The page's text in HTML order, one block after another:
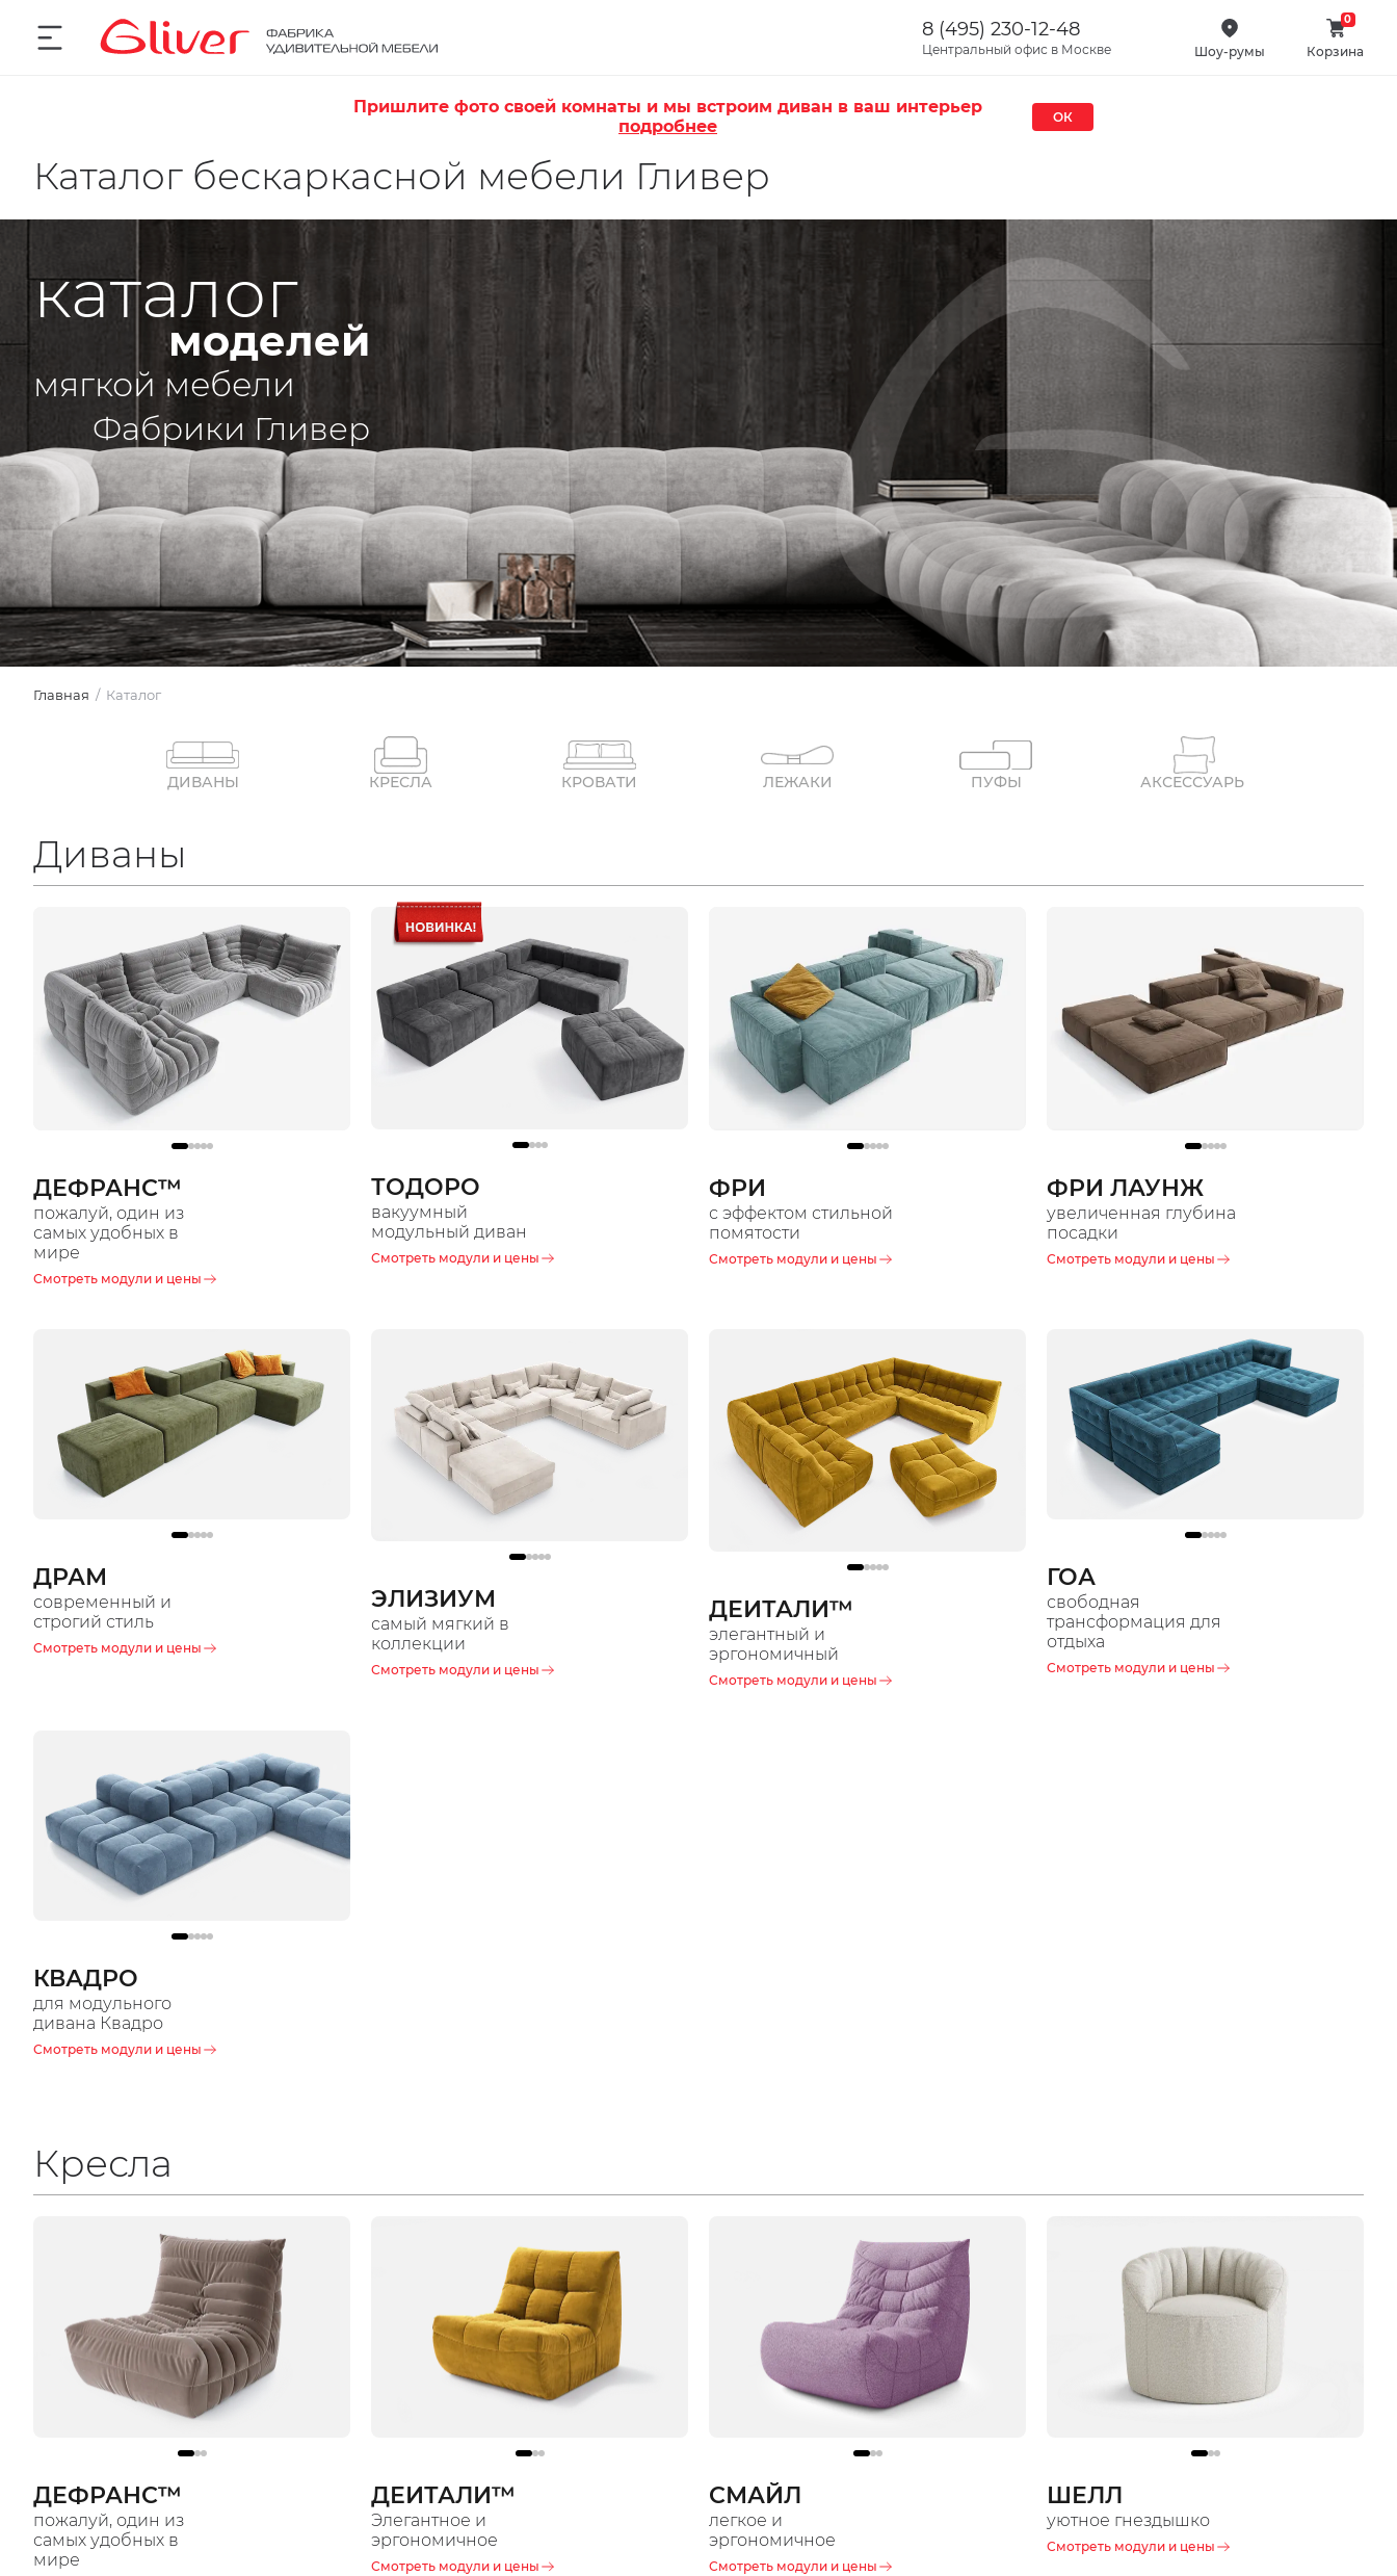
8 (495) 230-12-48
Центральный офис в Москве Шоу-румы
0
Корзина
Пришлите фото своей комнаты и мы встроим диван в ваш интерьер
подробнее
ОК
Главная Каталог
Каталог бескаркасной мебели Гливер
каталог
моделей
мягкой мебели
Фабрики Гливер
ДИВАНЫ КРЕСЛА КРОВАТИ ЛЕЖАКИ ПУФЫ АКСЕССУАРЫ
Диваны
ДЕФРАНС™️
пожалуй, один из
самых удобных в
мире
Смотреть модули и цены
ТОДОРО
вакуумный
модульный диван
Смотреть модули и цены
ФРИ
с эффектом стильной
помятости
Смотреть модули и цены
ФРИ ЛАУНЖ
увеличенная глубина
посадки
Смотреть модули и цены
ДРАМ
современный и
строгий стиль
Смотреть модули и цены
ЭЛИЗИУМ
самый мягкий в
коллекции
Смотреть модули и цены
ДЕИТАЛИ™️
элегантный и
эргономичный
Смотреть модули и цены
ГОА
свободная
трансформация для
отдыха
Смотреть модули и цены
КВАДРО
для модульного
дивана Квадро
Смотреть модули и цены
Кресла
ДЕФРАНС™️
пожалуй, один из
самых удобных в
мире
ДЕИТАЛИ™️
Элегантное и
эргономичное
Смотреть модули и цены
СМАЙЛ
легкое и
эргономичное
Смотреть модули и цены
ШЕЛЛ
уютное гнездышко
Смотреть модули и цены